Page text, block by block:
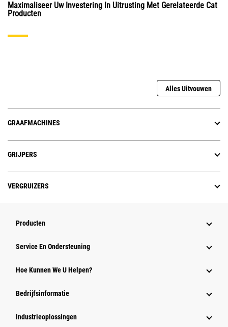
Maximaliseer Uw Investering In Uitrusting Met Gerelateerde Cat
Producten
Alles Uitvouwen
GRAAFMACHINES
GRIJPERS
VERGRUIZERS
Producten
Service En Ondersteuning
Hoe Kunnen We U Helpen?
Bedrijfsinformatie
Industrieoplossingen